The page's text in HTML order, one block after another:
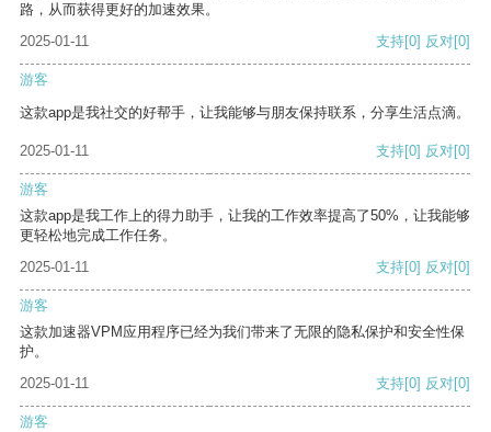
路，从而获得更好的加速效果。
2025-01-11
支持[0] 反对[0]
游客
这款app是我社交的好帮手，让我能够与朋友保持联系，分享生活点滴。
2025-01-11 支持[0] 反对[0]
游客
这款app是我工作上的得力助手，让我的工作效率提高了50%，让我能够
更轻松地完成工作任务。
2025-01-11
支持[0] 反对[0]
游客
这款加速器VPM应用程序已经为我们带来了无限的隐私保护和安全性保
护。
2025-01-11
支持[0] 反对[0]
游客